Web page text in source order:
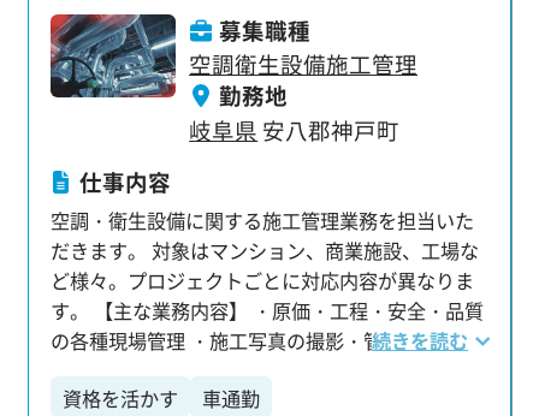
募集職種
空調衛生設備施工管理
勤務地
岐阜県 安八郡神戸町
仕事内容
空調・衛生設備に関する施工管理業務を担当いた
だきます。 対象はマンション、商業施設、工場な
ど様々。プロジェクトごとに対応内容が異なりま
す。 【主な業務内容】 ・原価・工程・安全・品質
の各種現場管理 ・施工写真の撮影・管理 ・業者と
の打ち合わせ、資材の手配・発注 ・各種申請書・
報告書などの書類作成 【施工管理技士などの国家
続きを読む
資格を活かす 車通勤